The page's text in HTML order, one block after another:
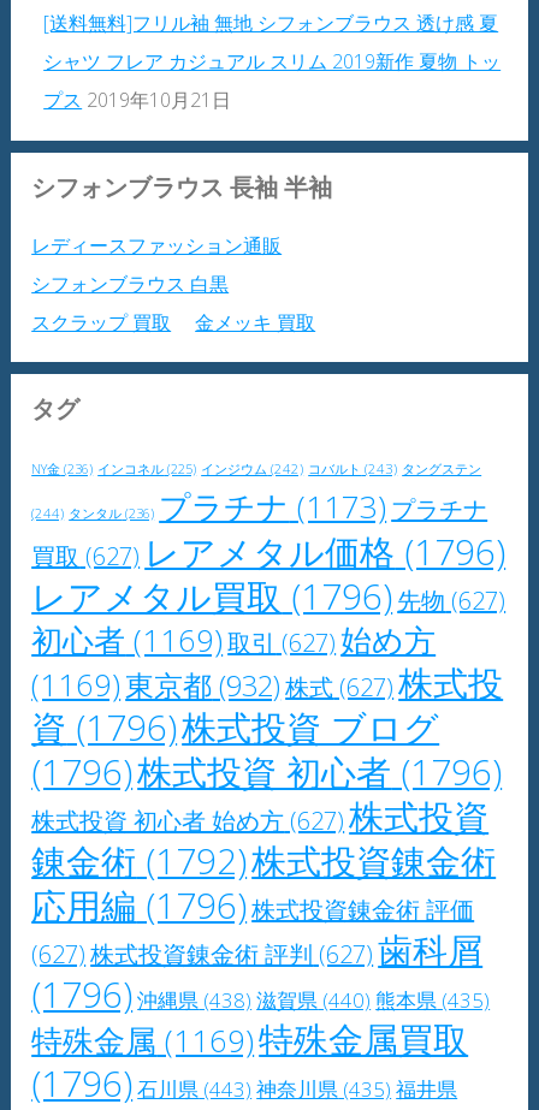
[送料無料]フリル袖 無地 シフォンブラウス 透け感 夏
シャツ フレア カジュアル スリム 2019新作 夏物 トッ
プス 2019年10月21日
シフォンブラウス 長袖 半袖
レディースファッション通販
シフォンブラウス 白黒
スクラップ 買取
金メッキ 買取
タグ
NY金 (236) インコネル (225) インジウム (242) コバルト (243) タングステン
(244) タンタル (236) プラチナ (1173) プラチナ
買取 (627) レアメタル価格 (1796)
レアメタル買取 (1796)先物 (627)
初心者 (1169)取引 (627) 始め方
(1169)東京都(932)株式 (627)株式投
資 (1796)株式投資 ブログ
(1796)株式投資 初心者 (1796)
株式投資 初心者 始め方 (627)株式投資
錬金術 (1792)株式投資錬金術
応用編 (1796)株式投資錬金術 評価
(627)株式投資錬金術 評判 (627)歯科屑
(1796)沖縄県 (438) 滋賀県 (440) 熊本県 (435)
特殊金属 (1169)特殊金属買取
(1796)石川県 (443) 神奈川県 (435) 福井県